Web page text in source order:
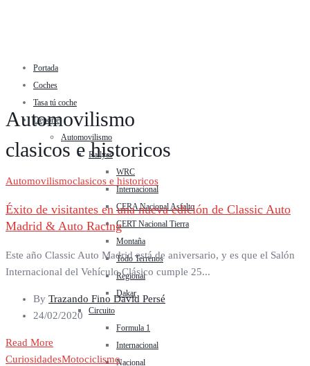
Portada
Coches
Tasa tú coche
Deporte
Automovilismo
Rallyes
WRC
Internacional
CERA Nacional Asfalto
CERT Nacional Tierra
Montaña
Todo Terrenos
Regional
Dakar
Circuito
Formula 1
Internacional
Nacional
Automovilismo
clasicos e historicos
Automovilismoclasicos e historicos
Éxito de visitantes en una nueva edición de Classic Auto
Madrid & Auto Racing
Este año Classic Auto Madrid está de aniversario, y es que el Salón
Internacional del Vehículo Clásico cumple 25...
By Trazando Fino David Persé
24/02/2020
Read More
CuriosidadesMotociclismo